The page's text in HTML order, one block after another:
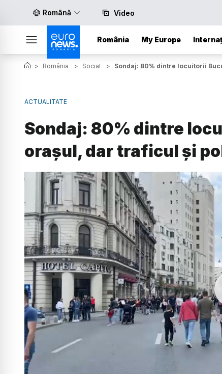
Română Video
România My Europe
> România > Social > Sondaj: 80% dintre locuitorii
ACTUALITATE
Sondaj: 80% dintre
orașul, dar traficul și